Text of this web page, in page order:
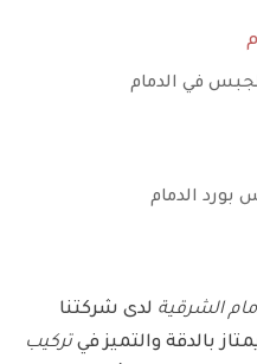
في الدمام
الدمام
الشرقية لدى شركتنا
بالدقة والتميز في تركيب